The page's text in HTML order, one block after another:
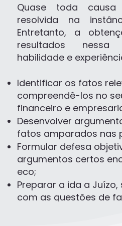
Quase toda
resolvida na
Entretanto, a
resultados nessa
habilidade e
Identificar os fatos
compreendê-los no
financeiro e
Desenvolver
fatos amparados nas
Formular defesa
argumentos certos
eco;
Preparar a ida a Juízo,
com as questões de